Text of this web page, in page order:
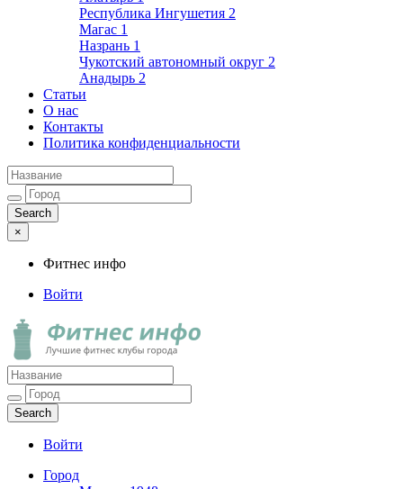
Республика Ингушетия 2
Магас 1
Назрань 1
Чукотский автономный округ 2
Анадырь 2
Статьи
О нас
Контакты
Политика конфиденциальности
×
Фитнес инфо
Войти
Фитнес инфо
Лучшие фитнес клубы города
Войти
Город